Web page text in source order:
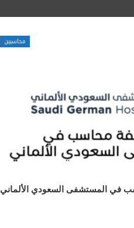
محاسبين
في المستشفى السعودي الألماني